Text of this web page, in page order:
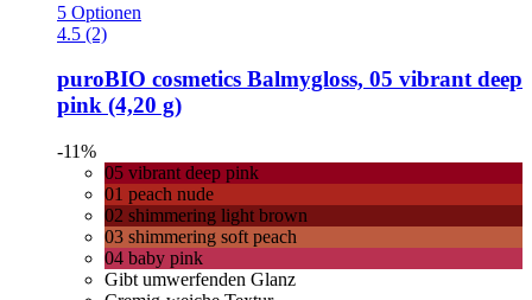
5 Optionen
4.5 (2)
puroBIO cosmetics Balmygloss, 05 vibrant deep
pink (4,20 g)
-11%
05 vibrant deep pink
01 peach nude
02 shimmering light brown
03 shimmering soft peach
04 baby pink
Gibt umwerfenden Glanz